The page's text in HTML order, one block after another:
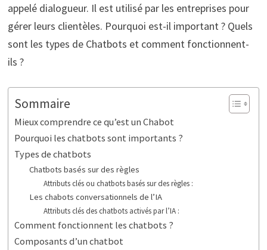
appelé dialogueur. Il est utilisé par les entreprises pour
gérer leurs clientèles. Pourquoi est-il important ? Quels
sont les types de Chatbots et comment fonctionnent-
ils ?
Sommaire
Mieux comprendre ce qu’est un Chabot
Pourquoi les chatbots sont importants ?
Types de chatbots
Chatbots basés sur des règles
Attributs clés ou chatbots basés sur des règles :
Les chabots conversationnels de l’IA
Attributs clés des chatbots activés par l’IA :
Comment fonctionnent les chatbots ?
Composants d’un chatbot